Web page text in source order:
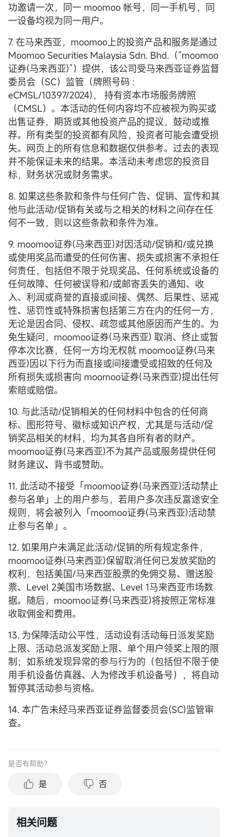
功邀请一次，同一 moomoo 帐号，同一手机号，同
一设备均视为同一用户。
7. 在马来西亚，moomoo上的投资产品和服务是通过
Moomoo Securities Malaysia Sdn. Bhd.（“moomoo
证券(马来西亚)”）提供，该公司受马来西亚证券监督
委员会（SC）监管（牌照号码 :
eCMSL/10397/2024)， 持有资本市场服务牌照
（CMSL）。本活动的任何内容均不应被视为购买或
出售证券，期货或其他投资产品的提议，鼓动或推
荐。所有类型的投资都有风险，投资者可能会遭受损
失。网页上的所有信息和数据仅供参考。过去的表现
并不能保证未来的结果。本活动未考虑您的投资目
标，财务状况或财务需求。
8. 如果这些条款和条件与任何广告、促销、宣传和其
他与此活动/促销有关或与之相关的材料之间存在任
何不一致，则以这些条款和条件为准。
9. moomoo证券(马来西亚)对因活动/促销和/或兑换
或使用奖品而遭受的任何伤害、损失或损害不承担任
何责任，包括但不限于兑现奖品、任何系统或设备的
任何故障、任何被误导和/或邮寄丢失的通知、收
入、利润或商誉的直接或间接、偶然、后果性、惩戒
性、惩罚性或特殊损害包括第三方在内的任何一方，
无论是因合同、侵权、疏忽或其他原因而产生的。为
免生疑问，moomoo证券(马来西亚) 取消、终止或暂
停本次比赛，任何一方均无权就 moomoo证券(马来
西亚)因以下行为而直接或间接遭受或招致的任何及
所有损失或损害向 moomoo证券(马来西亚)提出任何
索赔或赔偿。
10. 与此活动/促销相关的任何材料中包含的任何商
标、图形符号、徽标或知识产权，尤其是与活动/促
销奖品相关的材料，均为其各自所有者的财产。
moomoo证券(马来西亚)不为其产品或服务提供任何
财务建议、背书或赞助。
11. 此活动不接受「moomoo证券(马来西亚)活动禁止
参与名单」上的用户参与，若用户多次违反富途安全
规则，将会被列入「moomoo证券(马来西亚)活动禁
止参与名单」。
12. 如果用户未满足此活动/促销的所有规定条件，
moomoo证券(马来西亚)保留取消任何已发放奖励的
权利，包括美国/马来西亚股票的免佣交易、赠送股
票、Level 2美国市场数据、Level 1马来西亚市场数
据。随后，moomoo证券(马来西亚)将按照正常标准
收取佣金和费用。
13. 为保障活动公平性，活动设有活动每日派发奖励
上限、活动总派发奖励上限、单个用户领奖上限的限
制；如系统发现异常的参与行为的（包括但不限于使
用手机设备仿真器、人为修改手机设备号），将自动
暂停其活动参与资格。
14. 本广告未经马来西亚证券监督委员会(SC)监管审
查。
是否有帮助？
是 否
相关问题